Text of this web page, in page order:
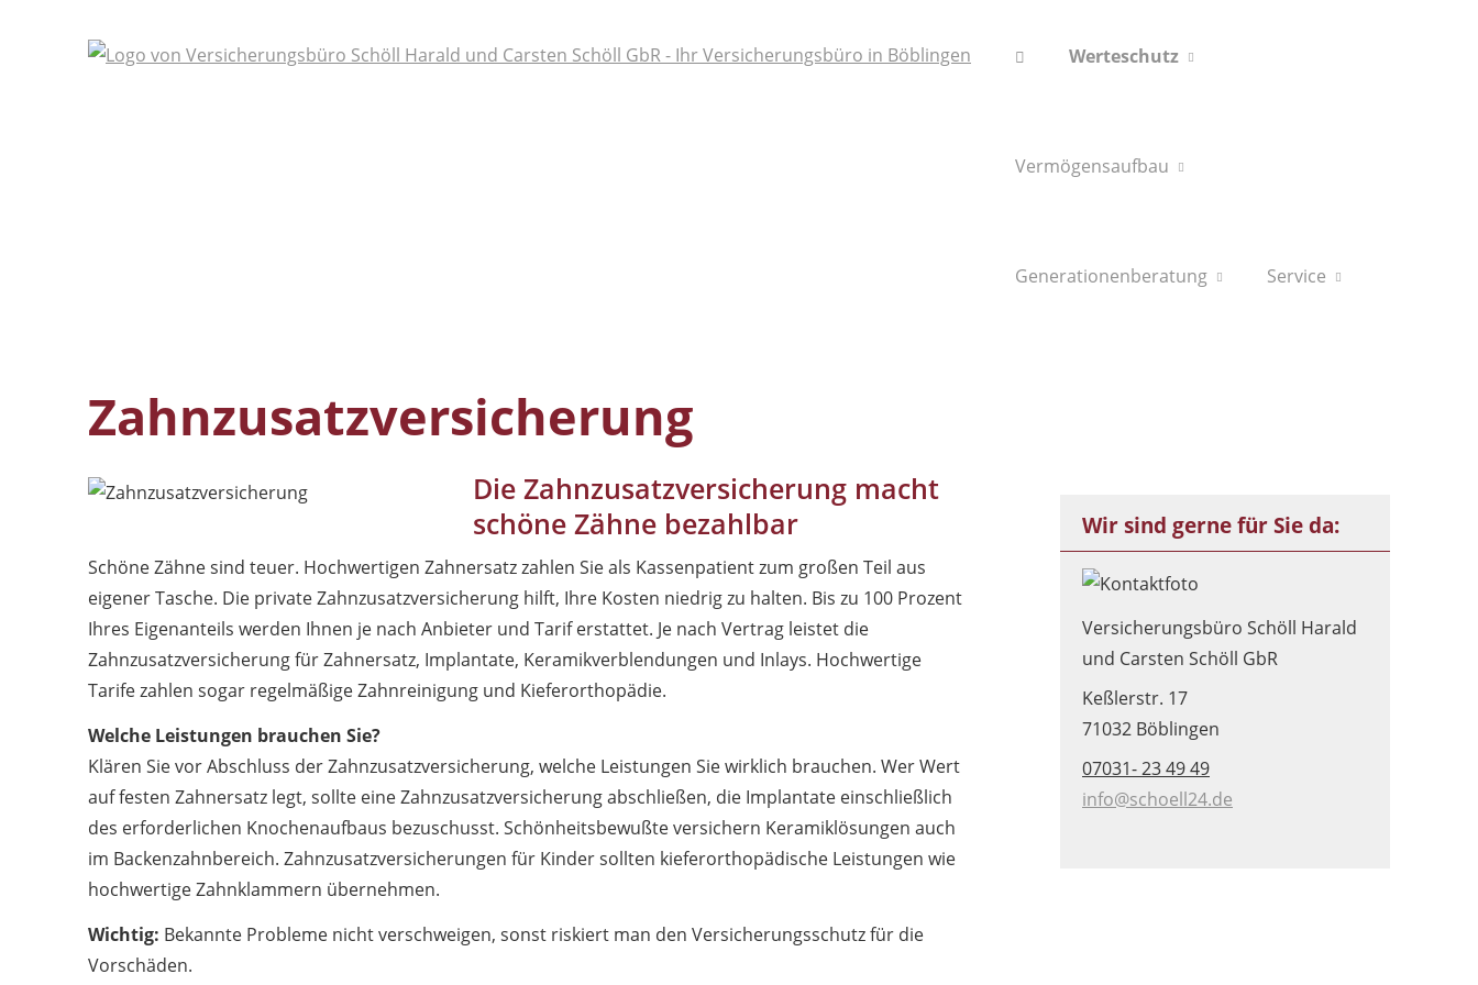
Werteschutz
Vermögensaufbau
Generationenberatung Service
Wir sind gerne für Sie da:
Versicherungsbüro Schöll Harald
und Carsten Schöll GbR
Keßlerstr. 17
71032 Böblingen
07031- 23 49 49
info@schoell24.de
Zahnzusatzversicherung
Die Zahnzusatzversicherung macht
schöne Zähne bezahlbar
Schöne Zähne sind teuer. Hochwertigen Zahnersatz zahlen Sie als Kassenpatient zum großen Teil aus
eigener Tasche. Die private Zahnzusatzversicherung hilft, Ihre Kosten niedrig zu halten. Bis zu 100 Prozent
Ihres Eigenanteils werden Ihnen je nach Anbieter und Tarif erstattet. Je nach Vertrag leistet die
Zahnzusatzversicherung für Zahnersatz, Implantate, Keramikverblendungen und Inlays. Hochwertige
Tarife zahlen sogar regelmäßige Zahnreinigung und Kieferorthopädie.
Welche Leistungen brauchen Sie?
Klären Sie vor Abschluss der Zahnzusatzversicherung, welche Leistungen Sie wirklich brauchen. Wer Wert
auf festen Zahnersatz legt, sollte eine Zahnzusatzversicherung abschließen, die Implantate einschließlich
des erforderlichen Knochenaufbaus bezuschusst. Schönheitsbewußte versichern Keramiklösungen auch
im Backenzahnbereich. Zahnzusatzversicherungen für Kinder sollten kieferorthopädische Leistungen wie
hochwertige Zahnklammern übernehmen.
Wichtig: Bekannte Probleme nicht verschweigen, sonst riskiert man den Versicherungsschutz für die
Vorschäden.